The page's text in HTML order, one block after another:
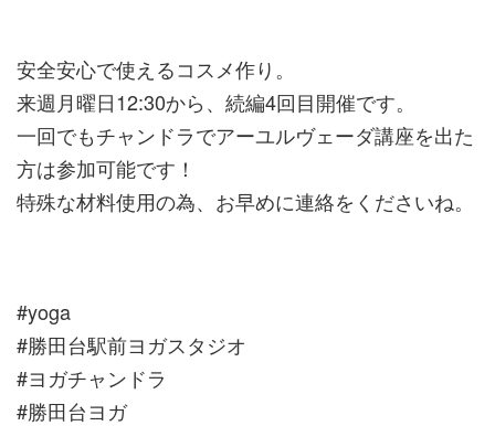
安全安心で使えるコスメ作り。
来週月曜日12:30から、続編4回目開催です。
一回でもチャンドラでアーユルヴェーダ講座を出た
方は参加可能です！
特殊な材料使用の為、お早めに連絡をくださいね。
#yoga
#勝田台駅前ヨガスタジオ
#ヨガチャンドラ
#勝田台ヨガ